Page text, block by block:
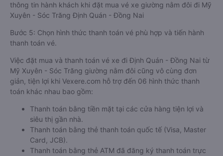
thông tin hành khách khi đặt mua vé xe giường nằm đôi đi Mỹ
Xuyên - Sóc Trăng Định Quán - Đồng Nai
Bước 5: Chọn hình thức thanh toán vé phù hợp và tiến hành
thanh toán vé.
Việc đặt mua và thanh toán vé xe đi Định Quán - Đồng Nai từ
Mỹ Xuyên - Sóc Trăng giường nằm đôi cũng vô cùng đơn
giản, tiện lợi khi Vexere.com hỗ trợ đến 06 hình thức thanh
toán khác nhau bao gồm:
Thanh toán bằng tiền mặt tại các cửa hàng tiện lợi và
siêu thị gần nhà.
Thanh toán bằng thẻ thanh toán quốc tế (Visa, Master
Card, JCB).
Thanh toán bằng thẻ ATM đã đăng ký thanh toán trực